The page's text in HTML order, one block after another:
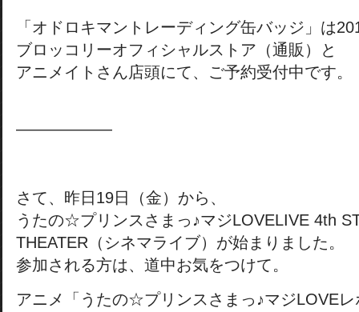
「オドロキマントレーディング缶バッジ」は
ブロッコリーオフィシャルストア（通販）と
アニメイトさん店頭にて、ご予約受付中です。
——————
さて、昨日19日（金）から、
うたの☆プリンスさまっ♪マジLOVELIVE 4th
THEATER（シネマライブ）が始まりました。
参加される方は、道中お気をつけて。
アニメ「うたの☆プリンスさまっ♪マジLOVE